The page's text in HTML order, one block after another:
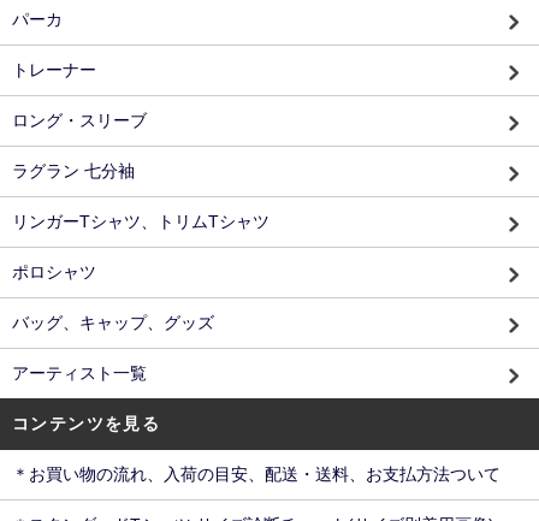
パーカ
トレーナー
ロング・スリーブ
ラグラン 七分袖
リンガーTシャツ、トリムTシャツ
ポロシャツ
バッグ、キャップ、グッズ
アーティスト一覧
コンテンツを見る
＊お買い物の流れ、入荷の目安、配送・送料、お支払方法ついて